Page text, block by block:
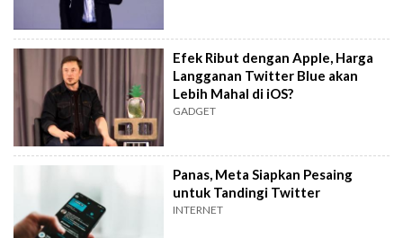
Efek Ribut dengan Apple, Harga
Langganan Twitter Blue akan
Lebih Mahal di iOS?
GADGET
Panas, Meta Siapkan Pesaing
untuk Tandingi Twitter
INTERNET